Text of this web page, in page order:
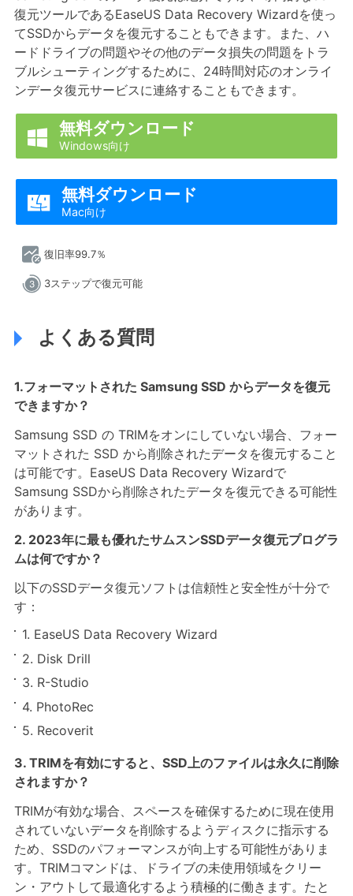
復元ツールであるEaseUS Data Recovery Wizardを使っ
てSSDからデータを復元することもできます。また、ハ
ードドライブの問題やその他のデータ損失の問題をトラ
ブルシューティングするために、24時間対応のオンライ
ンデータ復元サービスに連絡することもできます。
 無料ダウンロード
Windows向け
 無料ダウンロード
Mac向け
復旧率99.7％
3ステップで復元可能
よくある質問
1.フォーマットされた Samsung SSD からデータを復元
できますか？
Samsung SSD の TRIMをオンにしていない場合、フォー
マットされた SSD から削除されたデータを復元すること
は可能です。EaseUS Data Recovery Wizardで
Samsung SSDから削除されたデータを復元できる可能性
があります。
2. 2023年に最も優れたサムスンSSDデータ復元プログラ
ムは何ですか？
以下のSSDデータ復元ソフトは信頼性と安全性が十分で
す：
1. EaseUS Data Recovery Wizard
2. Disk Drill
3. R-Studio
4. PhotoRec
5. Recoverit
3. TRIMを有効にすると、SSD上のファイルは永久に削除
されますか？
TRIMが有効な場合、スペースを確保するために現在使用
されていないデータを削除するようディスクに指示する
ため、SSDのパフォーマンスが向上する可能性がありま
す。TRIMコマンドは、ドライブの未使用領域をクリー
ン・アウトして最適化するよう積極的に働きます。たと